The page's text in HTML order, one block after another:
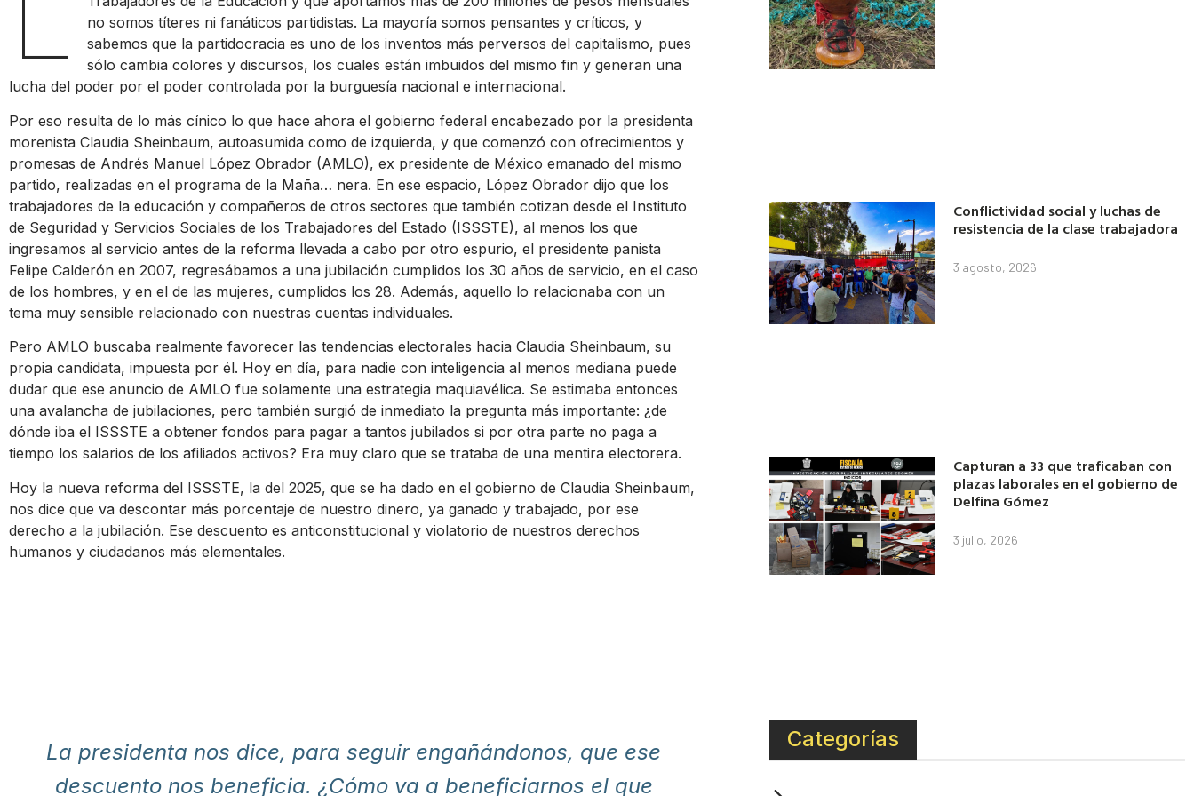
no somos títeres ni fanáticos partidistas. La mayoría somos pensantes y críticos, y
sabemos que la partidocracia es uno de los inventos más perversos del capitalismo, pues
sólo cambia colores y discursos, los cuales están imbuidos del mismo fin y generan una
lucha del poder por el poder controlada por la burguesía nacional e internacional.
Por eso resulta de lo más cínico lo que hace ahora el gobierno federal encabezado por la presidenta
morenista Claudia Sheinbaum, autoasumida como de izquierda, y que comenzó con ofrecimientos y
promesas de Andrés Manuel López Obrador (AMLO), ex presidente de México emanado del mismo
partido, realizadas en el programa de la Maña… nera. En ese espacio, López Obrador dijo que los
trabajadores de la educación y compañeros de otros sectores que también cotizan desde el Instituto
de Seguridad y Servicios Sociales de los Trabajadores del Estado (ISSSTE), al menos los que
ingresamos al servicio antes de la reforma llevada a cabo por otro espurio, el presidente panista
Felipe Calderón en 2007, regresábamos a una jubilación cumplidos los 30 años de servicio, en el caso
de los hombres, y en el de las mujeres, cumplidos los 28. Además, aquello lo relacionaba con un
tema muy sensible relacionado con nuestras cuentas individuales.
Pero AMLO buscaba realmente favorecer las tendencias electorales hacia Claudia Sheinbaum, su
propia candidata, impuesta por él. Hoy en día, para nadie con inteligencia al menos mediana puede
dudar que ese anuncio de AMLO fue solamente una estrategia maquiavélica. Se estimaba entonces
una avalancha de jubilaciones, pero también surgió de inmediato la pregunta más importante: ¿de
dónde iba el ISSSTE a obtener fondos para pagar a tantos jubilados si por otra parte no paga a
tiempo los salarios de los afiliados activos? Era muy claro que se trataba de una mentira electorera.
Hoy la nueva reforma del ISSSTE, la del 2025, que se ha dado en el gobierno de Claudia Sheinbaum,
nos dice que va descontar más porcentaje de nuestro dinero, ya ganado y trabajado, por ese
derecho a la jubilación. Ese descuento es anticonstitucional y violatorio de nuestros derechos
humanos y ciudadanos más elementales.
La presidenta nos dice, para seguir engañándonos, que ese
descuento nos beneficia. ¿Cómo va a beneficiarnos el que
Conflictividad social y luchas de
resistencia de la clase trabajadora
3 agosto, 2026
Capturan a 33 que traficaban con
plazas laborales en el gobierno de
Delfina Gómez
3 julio, 2026
Categorías